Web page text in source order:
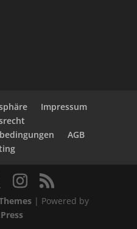
Impressum
AGB
| Powered by